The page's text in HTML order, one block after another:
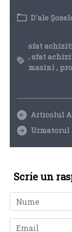
D'ale
sfat
, sfat
masini,
Articolul
Scrie un